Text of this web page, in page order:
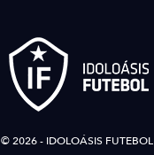
© 2026 - IDOLOÁSIS FUTEBOL